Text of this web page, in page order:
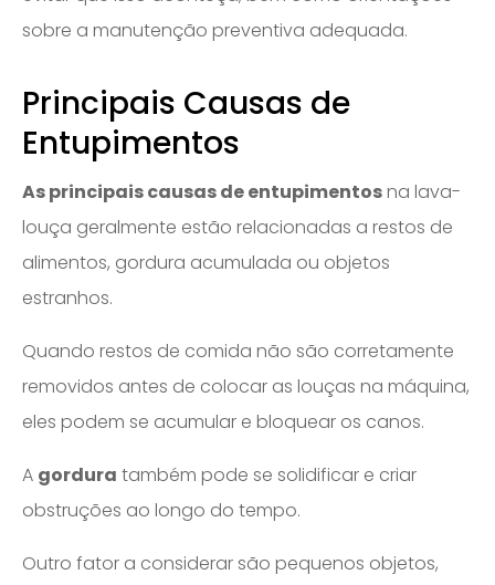
sobre a manutenção preventiva adequada.
Principais Causas de
Entupimentos
As principais causas de entupimentosna lava-
louça geralmente estão relacionadas a restos de
alimentos, gordura acumulada ou objetos
estranhos.
Quando restos de comida não são corretamente
removidos antes de colocar as louças na máquina,
eles podem se acumular e bloquear os canos.
A gordura também pode se solidificar e criar
obstruções ao longo do tempo.
Outro fator a considerar são pequenos objetos,